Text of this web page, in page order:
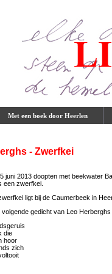
Met een boek door Heerlen
- Zwerfkei
juni 2013 doopten met beekwater
een zwerfkei.
ligt bij de Caumerbeek in
volgende gedicht van Leo Herberghs
die
hoor
zich